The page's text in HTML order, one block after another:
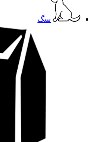
سگ